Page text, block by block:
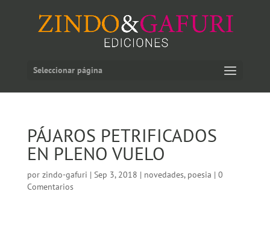
Seleccionar página
PÁJAROS PETRIFICADOS
EN PLENO VUELO
por zindo-gafuri | Sep 3, 2018 | novedades, poesia | 0
Comentarios